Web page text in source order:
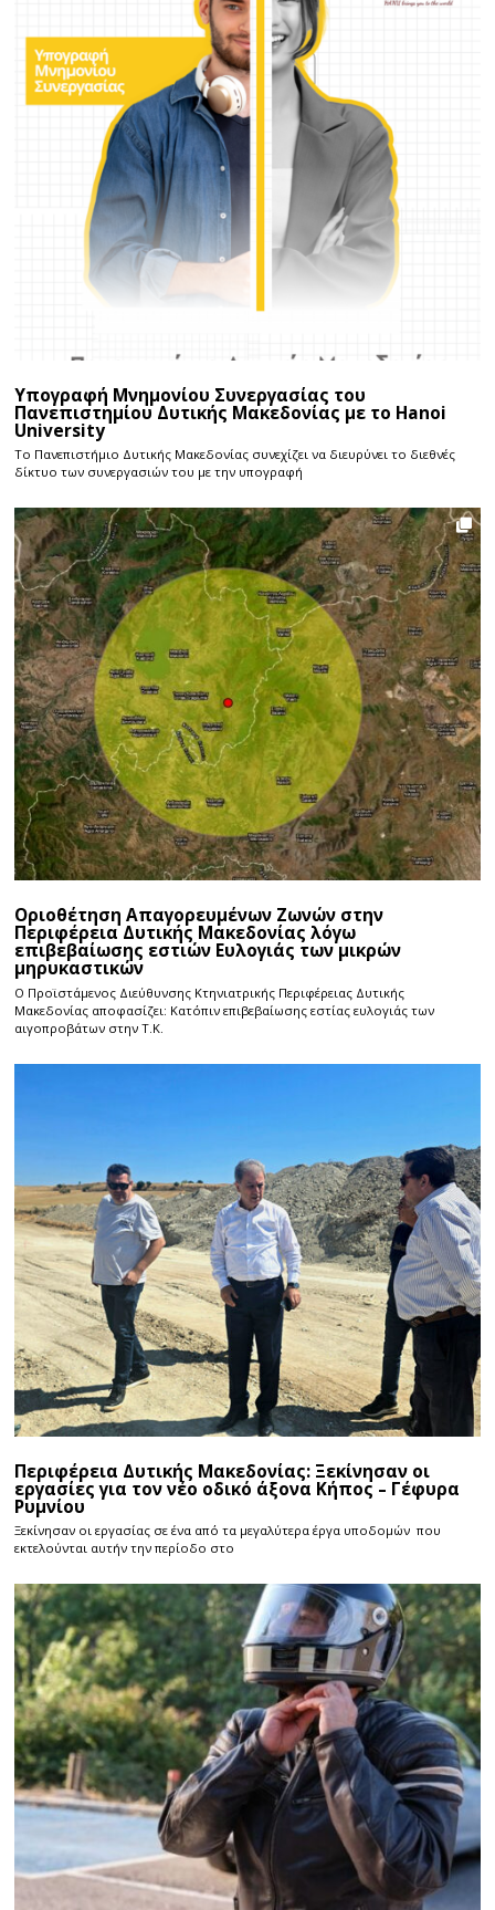
Υπογραφή Μνημονίου Συνεργασίας του
Πανεπιστημίου Δυτικής Μακεδονίας με το Hanoi
University
Το Πανεπιστήμιο Δυτικής Μακεδονίας συνεχίζει να διευρύνει το διεθνές
δίκτυο των συνεργασιών του με την υπογραφή
Οριοθέτηση Απαγορευμένων Ζωνών στην
Περιφέρεια Δυτικής Μακεδονίας λόγω
επιβεβαίωσης εστιών Ευλογιάς των μικρών
μηρυκαστικών
Ο Προϊστάμενος Διεύθυνσης Κτηνιατρικής Περιφέρειας Δυτικής
Μακεδονίας αποφασίζει: Κατόπιν επιβεβαίωσης εστίας ευλογιάς των
αιγοπροβάτων στην Τ.Κ.
Περιφέρεια Δυτικής Μακεδονίας: Ξεκίνησαν οι
εργασίες για τον νέο οδικό άξονα Κήπος – Γέφυρα
Ρυμνίου
Ξεκίνησαν οι εργασίας σε ένα από τα μεγαλύτερα έργα υποδομών που
εκτελούνται αυτήν την περίοδο στο